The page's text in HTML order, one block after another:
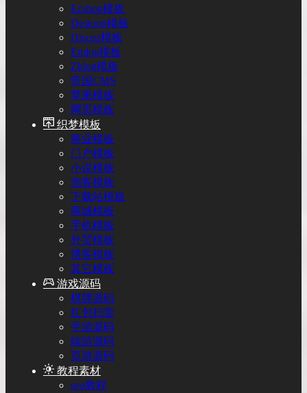
Ecshop模板
Destoon模板
Discuz模板
Emlog模板
Zblog模板
帝国CMS
苹果模板
网页模板
织梦模板
商业模板
门户模板
小说模板
淘客模板
下载站模板
商城模板
手机模板
外贸模板
博客模板
其它模板
游戏源码
棋牌源码
红包扫雷
手游源码
端游源码
页游源码
教程素材
seo教程